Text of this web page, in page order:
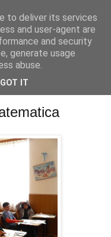
și opinie;
to deliver its services
and user-agent are
and security
generate usage
abuse.
GOT IT